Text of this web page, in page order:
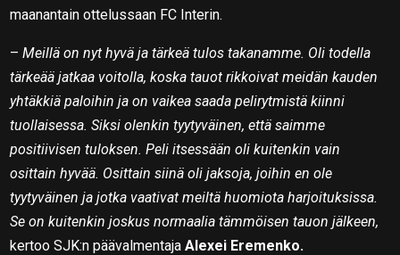
maanantain ottelussaan FC Interin.
–Meillä on nyt hyvä ja tärkeä tulos takanamme. Oli todella
tärkeää jatkaa voitolla, koska tauot rikkoivat meidän kauden
yhtäkkiä paloihin ja on vaikea saada pelirytmistä kiinni
tuollaisessa. Siksi olenkin tyytyväinen, että saimme
positiivisen tuloksen. Peli itsessään oli kuitenkin vain
osittain hyvää. Osittain siinä oli jaksoja, joihin en ole
tyytyväinen ja jotka vaativat meiltä huomiota harjoituksissa.
Se on kuitenkin joskus normaalia tämmöisen tauon jälkeen,
kertoo SJK:n päävalmentajaAlexei Eremenko.